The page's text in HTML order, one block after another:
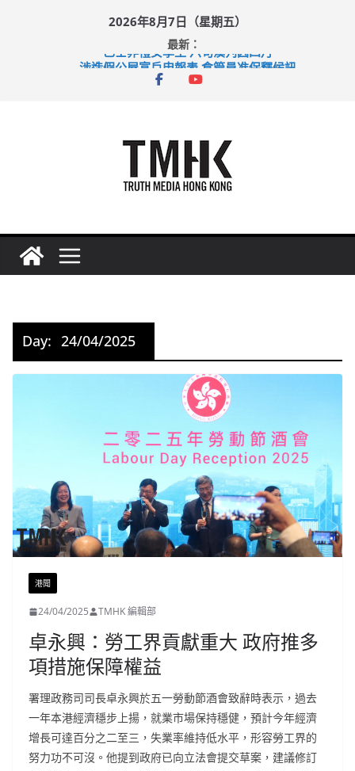
2026年8月7日（星期五）
最新：
巴士非禮女學生 六旬漢判囚四月
涉造假公屋富戶申報表 倉管員准保釋候訊
足球盛會次場激戰 祖雲達斯挫車路士
Day: 24/04/2025
港聞
24/04/2025 TMHK 編輯部
卓永興：勞工界貢獻重大 政府推多
項措施保障權益
署理政務司司長卓永興於五一勞動節酒會致辭時表示，過去
一年本港經濟穩步上揚，就業市場保持穩健，預計今年經濟
增長可達百分之二至三，失業率維持低水平，形容勞工界的
努力功不可沒。他提到政府已向立法會提交草案，建議修訂